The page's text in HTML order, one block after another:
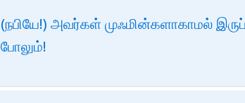
(நபியே!) அவர்கள் முஃமின்களாகாமல்
போலும்!